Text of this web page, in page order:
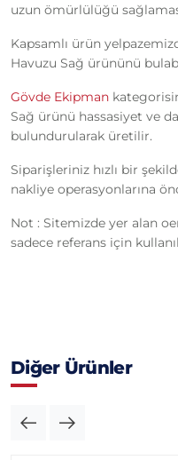
uzun ömürlülüğü
Kapsamlı ürün
Havuzu Sağ ürününü
Gövde Ekipman
Sağ ürünü hassasiyet ve
bulundurularak üretilir.
Siparişleriniz hızlı bir
nakliye operasyonlarına
Not : Sitemizde yer alan
sadece referans için
Diğer Ürünler